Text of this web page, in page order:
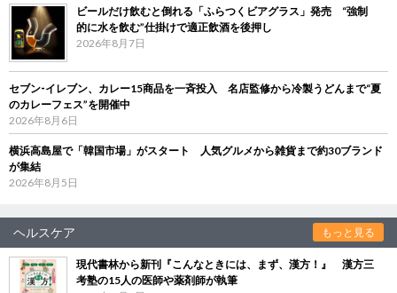
ビールだけ飲むと倒れる「ふらつくビアグラス」発売 “強制
的に水を飲む”仕掛けで適正飲酒を後押し
2026年8月7日
セブン‐イレブン、カレー15商品を一斉投入 名店監修から冷製うどんまで“夏
のカレーフェス”を開催中
2026年8月6日
横浜高島屋で「韓国市場」がスタート 人気グルメから雑貨まで約30ブランド
が集結
2026年8月5日
ヘルスケア もっと見る
現代書林から新刊『こんなときには、まず、漢方！』 漢方三
考塾の15人の医師や薬剤師が執筆